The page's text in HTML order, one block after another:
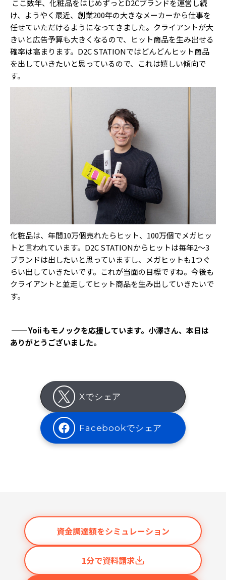
ここ数年、化粧品をはじめずっとD2Cブランドを運営し続
け、ようやく最近、創業200年の大きなメーカーから仕事を
任せていただけるようになってきました。クライアントが大
きいと広告予算も大きくなるので、ヒット商品を生み出せる
確率は高まります。D2C STATIONではどんどんヒット商品
を出していきたいと思っているので、これは嬉しい傾向で
す。
化粧品は、年間10万個売れたらヒット、100万個でメガヒッ
トと言われています。D2C STATIONからヒットは毎年2〜3
ブランドは出したいと思っていますし、メガヒットも1つぐ
らい出していきたいです。これが当面の目標ですね。今後も
クライアントと並走してヒット商品を生み出していきたいで
す。
── Yoii もモノックを応援しています。小澤さん、本日は
ありがとうございました。
Xでシェア
Facebookでシェア
資金調達額をシミュレーション
1分で資料請求